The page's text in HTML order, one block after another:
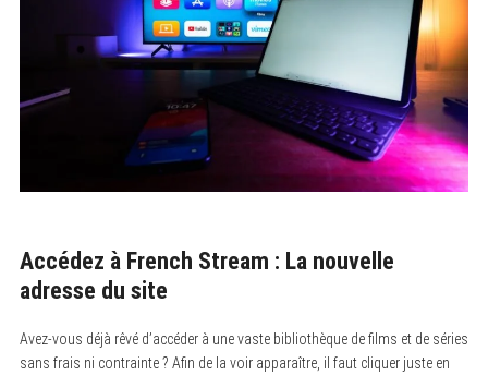
Accédez à French Stream : La nouvelle
adresse du site
Avez-vous déjà rêvé d’accéder à une vaste bibliothèque de films et de séries
sans frais ni contrainte ? Afin de la voir apparaître, il faut cliquer juste en